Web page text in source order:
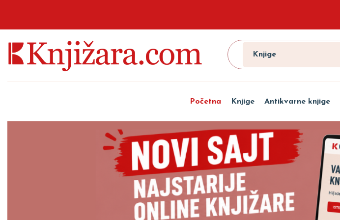
Knjige
Početna Knjige Antikvarne knjige